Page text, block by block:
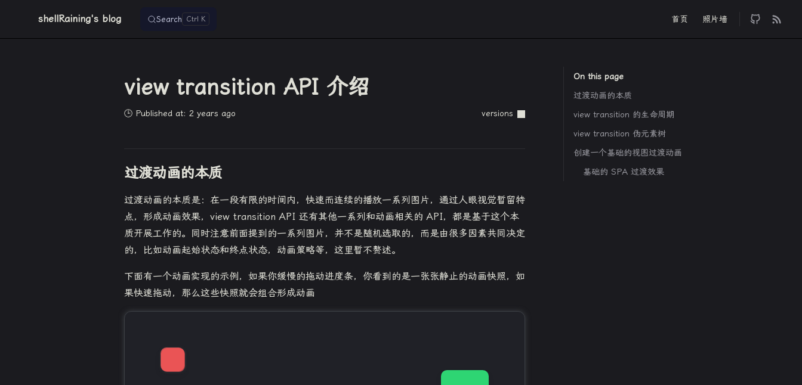
Skip to content
shellRaining's blog Search 首页 照片墙
On this page
过渡动画的本质
view transition 的生命周期
view transition 伪元素树
创建一个基础的视图过渡动画
基础的 SPA 过渡效果
view transition API 介绍
🕒 Published at: 2 years ago versions
过渡动画的本质
过渡动画的本质是：在一段有限的时间内，快速而连续的播放一系列图片，通过人眼视觉暂留特
点，形成动画效果，view transition API 还有其他一系列和动画相关的 API，都是基于这个本
质开展工作的。同时注意前面提到的一系列图片，并不是随机选取的，而是由很多因素共同决定
的，比如动画起始状态和终点状态，动画策略等，这里暂不赘述。
下面有一个动画实现的示例，如果你缓慢的拖动进度条，你看到的是一张张静止的动画快照，如
果快速拖动，那么这些快照就会组合形成动画